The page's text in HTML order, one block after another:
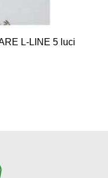
L-LINE 5 luci